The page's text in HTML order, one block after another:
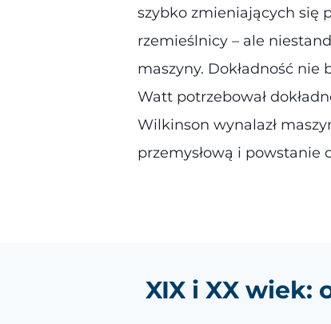
szybko zmieniających się
rzemieślnicy – ale
maszyny. Dokładność
Watt potrzebował
Wilkinson wynalazł
przemysłową i powstanie
XIX i XX